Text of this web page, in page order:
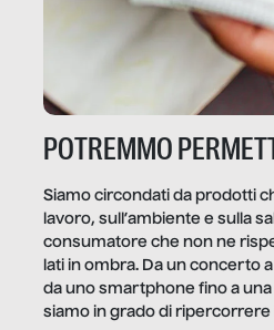
POTREMMO
Siamo circondati da prodotti
lavoro, sull’ambiente e sulla
consumatore che non ne
lati in ombra. Da un concerto
da uno smartphone fino a una
siamo in grado di ripercorrere